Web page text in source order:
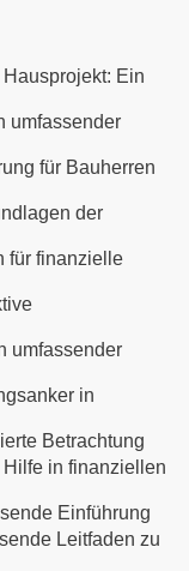
Ein
umfassender
für Bauherren
der
für finanzielle
umfassender
in
Betrachtung
in finanziellen
Einführung
Leitfaden zu